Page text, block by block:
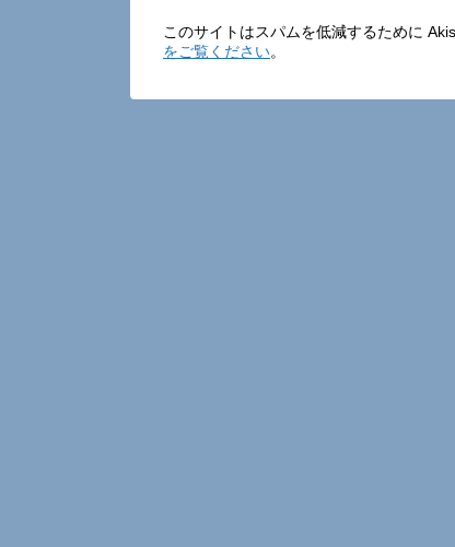
このサイトはスパムを低減するために
をご覧ください。